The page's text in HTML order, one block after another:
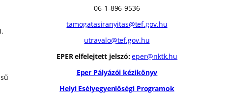
06-1-896-9536
tamogatasiranyitas@tef.gov.hu
utravalo@tef.gov.hu
EPER elfelejtett jelszó: eper@nktk.hu
Eper Pályázói kézikönyv
Helyi Esélyegyenlőségi Programok